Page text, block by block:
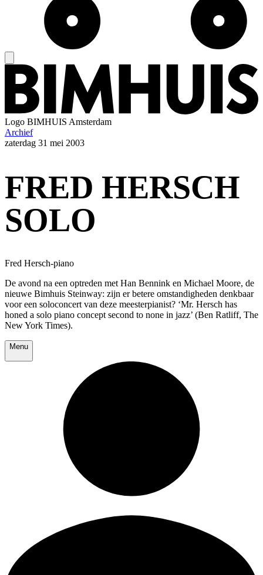
Logo BIMHUIS Amsterdam
Archief
zaterdag 31 mei 2003
FRED HERSCH
SOLO
Fred Hersch-piano
De avond na een optreden met Han Bennink en Michael Moore, de
nieuwe Bimhuis Steinway: zijn er betere omstandigheden denkbaar
voor een soloconcert van deze meesterpianist? ‘Mr. Hersch has
honed a solo piano concept second to none in jazz’ (Ben Ratliff, The
New York Times).
Menu